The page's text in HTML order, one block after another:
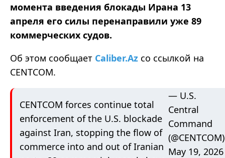
момента введения блокады Ирана 13
апреля его силы перенаправили уже 89
коммерческих судов.
Об этом сообщает Caliber.Az со ссылкой на
CENTCOM.
CENTCOM forces continue total
enforcement of the U.S. blockade
against Iran, stopping the flow of
commerce into and out of Iranian
— U.S.
Central
Command
(@CENTCOM)
May 19, 2026